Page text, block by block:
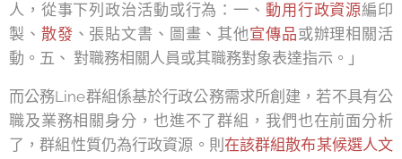
人，從事下列政治活動或行為：一、 動用行政資源編印
製、 散發 、張貼文書、圖畫、其他宣傳品或辦理相關活
動。五、 對職務相關人員或其職務對象表達指示。」
而公務Line群組係基於行政公務需求所創建，若不具有公
職及業務相關身分，也進不了群組，我們也在前面分析
了，群組性質仍為行政資源。則 在該群組散布某候選人文